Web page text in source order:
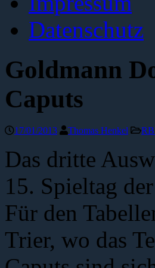
Datenschutz
Goldmann
Caputs
17/01/2013 Thomas Henkel
Das dritte
15. Spieltag
Für den
Trier, wo das